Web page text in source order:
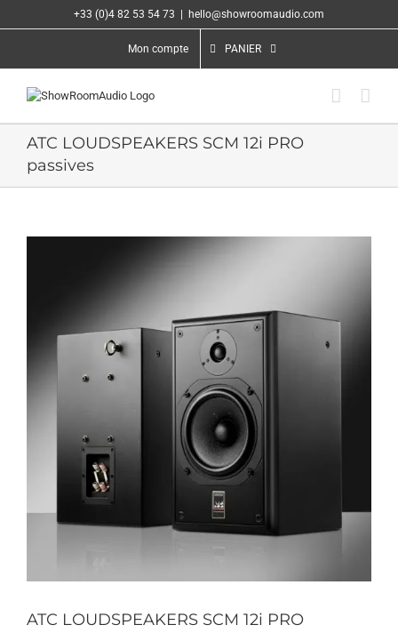
au
+33 (0)4 82 53 54 73 hello@showroomaudio.com
Mon compte PANIER
ATC LOUDSPEAKERS SCM 12i PRO
passives
ATC LOUDSPEAKERS SCM 12i PRO